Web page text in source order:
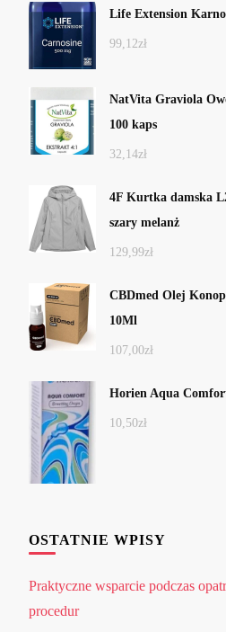
Life Extension
99,12zł
NatVita Graviola
100 kaps
32,14zł
4F Kurtka damska
szary melanż
129,99zł
CBDmed Olej
10Ml
107,00zł
Horien Aqua
10,50zł
OSTATNIE WPISY
Praktyczne wsparcie podczas
procedur